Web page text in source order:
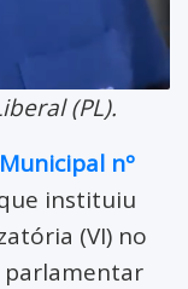
(PL).
nº
instituiu
(VI) no
parlamentar